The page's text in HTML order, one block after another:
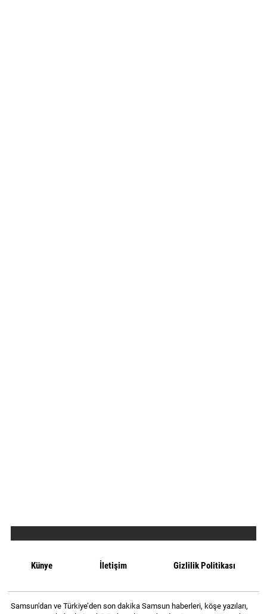
Künye İletişim Gizlilik Politikası
Samsun'dan ve Türkiye’den son dakika Samsun haberleri, köşe yazıları,